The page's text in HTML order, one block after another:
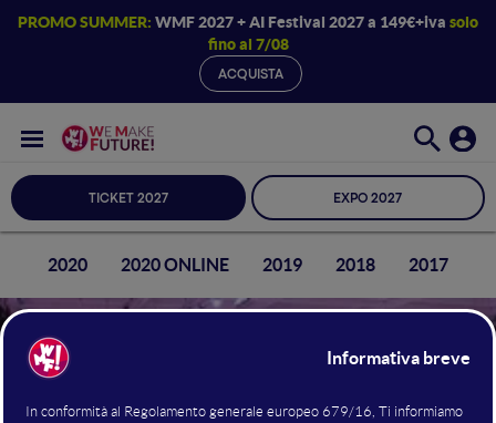
PROMO SUMMER: WMF 2027 + AI Festival 2027 a 149€+iva solo
fino al 7/08
ACQUISTA
TICKET 2027 EXPO 2027
2020 2020 ONLINE 2019 2018 2017
Finale della Startup